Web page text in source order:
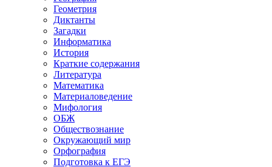
Геометрия
Диктанты
Загадки
Информатика
История
Краткие содержания
Литература
Математика
Материаловедение
Мифология
ОБЖ
Обществознание
Окружающий мир
Орфография
Подготовка к ЕГЭ